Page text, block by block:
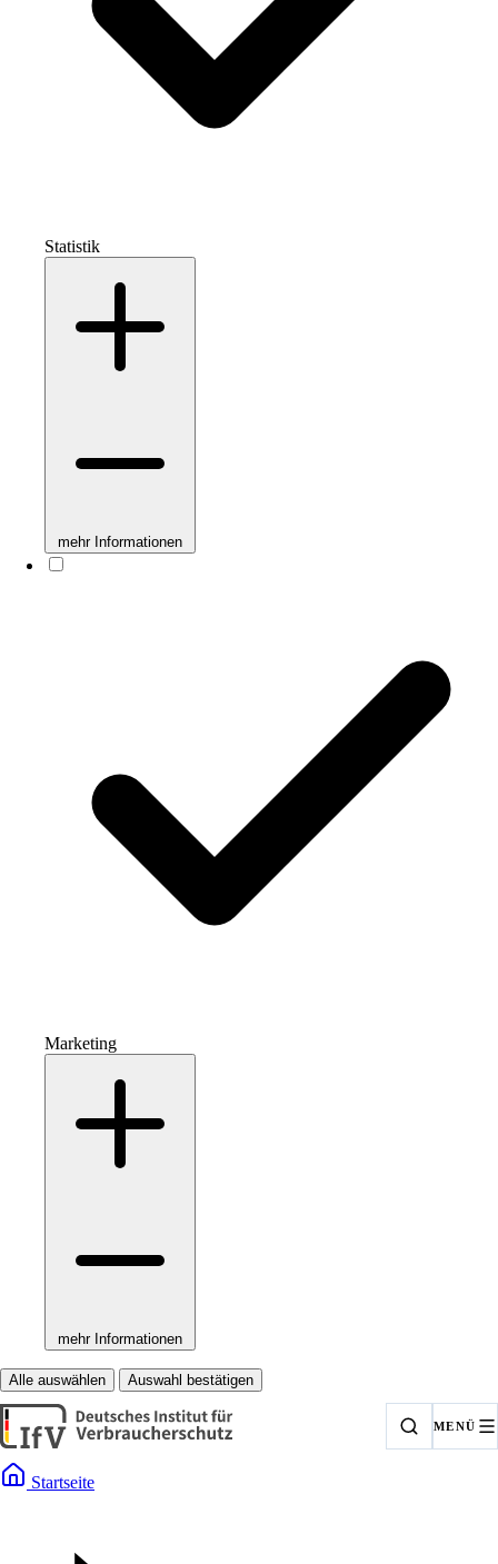
Statistik
mehr Informationen
Marketing
mehr Informationen
Alle auswählen Auswahl bestätigen
MENÜ
Startseite